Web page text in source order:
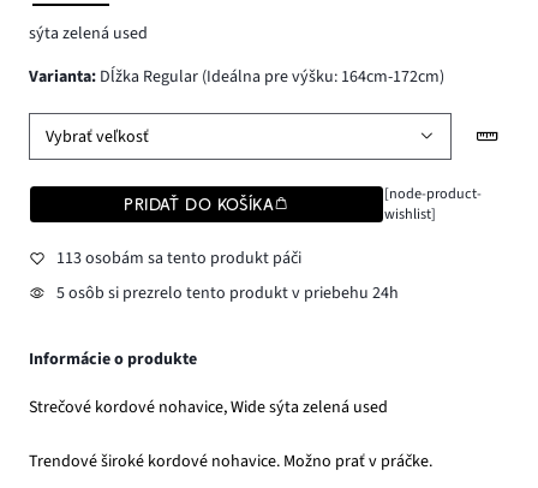
sýta zelená used
varianta: Dĺžka Regular (Ideálna pre výšku: 164cm-172cm)
Vybrať veľkosť
PRIDAŤ DO KOŠÍKA
[node-product-
wishlist]
113 osobám sa tento produkt páči
5 osôb si prezrelo tento produkt v priebehu 24h
Informácie o produkte
Strečové kordové nohavice, Wide sýta zelená used
Trendové široké kordové nohavice. Možno prať v práčke.